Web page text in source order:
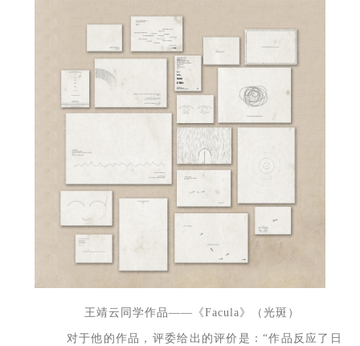
王靖云同学作品——《Facula》（光斑）
对于他的作品，评委给出的评价是：“作品反应了日